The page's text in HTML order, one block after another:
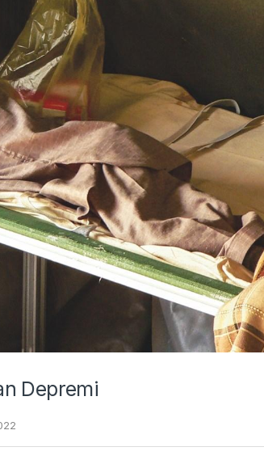
Depremi